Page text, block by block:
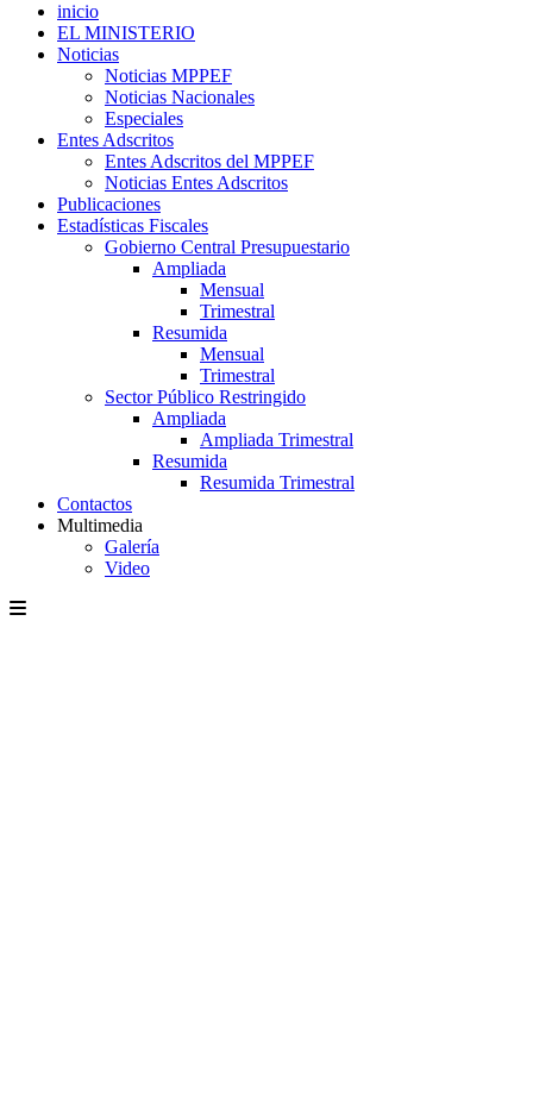
inicio
EL MINISTERIO
Noticias
Noticias MPPEF
Noticias Nacionales
Especiales
Entes Adscritos
Entes Adscritos del MPPEF
Noticias Entes Adscritos
Publicaciones
Estadísticas Fiscales
Gobierno Central Presupuestario
Ampliada
Mensual
Trimestral
Resumida
Mensual
Trimestral
Sector Público Restringido
Ampliada
Ampliada Trimestral
Resumida
Resumida Trimestral
Contactos
Multimedia
Galería
Video